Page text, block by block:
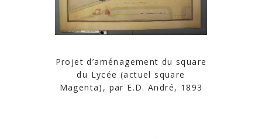
Projet d’aménagement du square
du Lycée (actuel square
Magenta), par E.D. André, 1893